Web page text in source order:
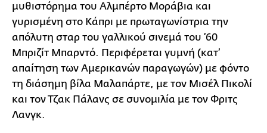
μυθιστόρημα του Αλμπέρτο Μοράβια και
γυρισμένη στο Κάπρι με πρωταγωνίστρια την
απόλυτη σταρ του γαλλικού σινεμά του ’60
Μπριζίτ Μπαρντό. Περιφέρεται γυμνή (κατ’
απαίτηση των Αμερικανών παραγωγών) με φόντο
τη διάσημη βίλα Μαλαπάρτε, με τον Μισέλ Πικολί
και τον Τζακ Πάλανς σε συνομιλία με τον Φριτς
Λανγκ.